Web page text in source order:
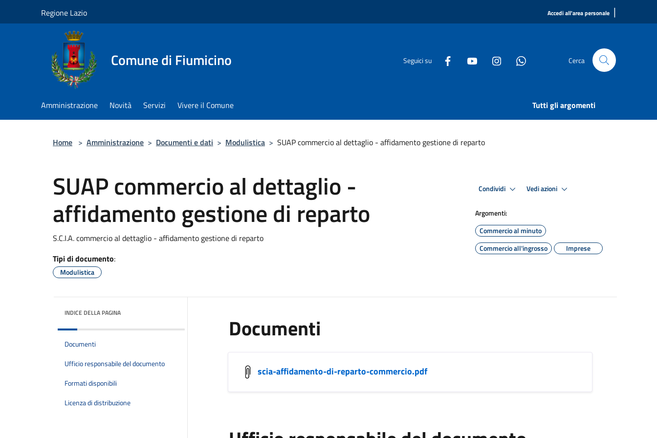
Regione Lazio Accedi all'area personale |
Comune di Fiumicino Seguici su Cerca
Amministrazione Novità Servizi Vivere il Comune Tutti gli argomenti
Home > Amministrazione > Documenti e dati > Modulistica > SUAP commercio al dettaglio - affidamento gestione di reparto
SUAP commercio al dettaglio -
affidamento gestione di reparto
S.C.I.A. commercio al dettaglio - affidamento gestione di reparto
Tipi di documento:
Modulistica
Condividi Vedi azioni
Argomenti:
Commercio al minuto
Commercio all'ingrosso
Imprese
INDICE DELLA PAGINA
Documenti
Ufficio responsabile del documento
Formati disponibili
Licenza di distribuzione
Documenti
scia-affidamento-di-reparto-commercio.pdf